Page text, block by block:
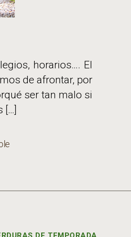
horarios…. El
de afrontar, por
ser tan malo si
[…]